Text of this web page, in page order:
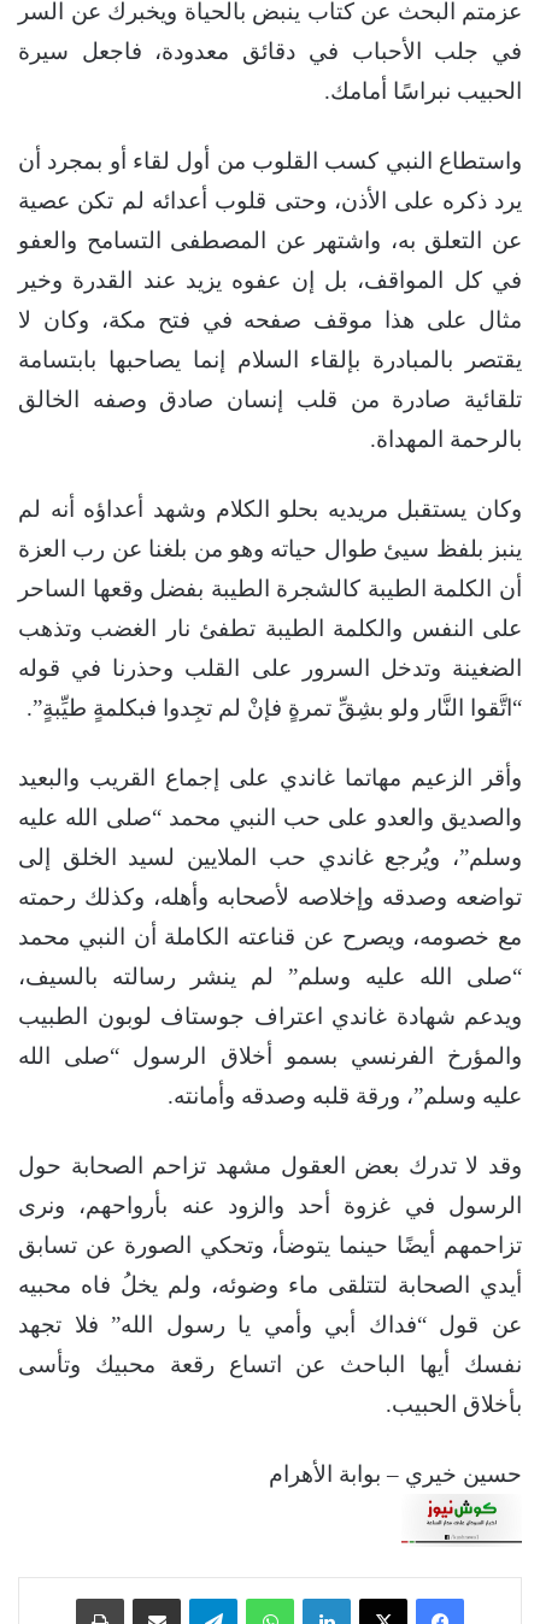
عزمتم البحث عن كتاب ينبض بالحياة ويخبرك عن السر
في جلب الأحباب في دقائق معدودة، فاجعل سيرة
الحبيب نبراسًا أمامك.
واستطاع النبي كسب القلوب من أول لقاء أو بمجرد أن
يرد ذكره على الأذن، وحتى قلوب أعدائه لم تكن عصية
عن التعلق به، واشتهر عن المصطفى التسامح والعفو
في كل المواقف، بل إن عفوه يزيد عند القدرة وخير
مثال على هذا موقف صفحه في فتح مكة، وكان لا
يقتصر بالمبادرة بإلقاء السلام إنما يصاحبها بابتسامة
تلقائية صادرة من قلب إنسان صادق وصفه الخالق
بالرحمة المهداة.
وكان يستقبل مريديه بحلو الكلام وشهد أعداؤه أنه لم
ينبز بلفظ سيئ طوال حياته وهو من بلغنا عن رب العزة
أن الكلمة الطيبة كالشجرة الطيبة بفضل وقعها الساحر
على النفس والكلمة الطيبة تطفئ نار الغضب وتذهب
الضغينة وتدخل السرور على القلب وحذرنا في قوله
“اتَّقوا النَّار ولو بشِقِّ تمرةٍ فإنْ لم تجِدوا فبكلمةٍ طيِّبةٍ”.
وأقر الزعيم مهاتما غاندي على إجماع القريب والبعيد
والصديق والعدو على حب النبي محمد “صلى الله عليه
وسلم”، ويُرجع غاندي حب الملايين لسيد الخلق إلى
تواضعه وصدقه وإخلاصه لأصحابه وأهله، وكذلك رحمته
مع خصومه، ويصرح عن قناعته الكاملة أن النبي محمد
“صلى الله عليه وسلم” لم ينشر رسالته بالسيف،
ويدعم شهادة غاندي اعتراف جوستاف لوبون الطبيب
والمؤرخ الفرنسي بسمو أخلاق الرسول “صلى الله
عليه وسلم”، ورقة قلبه وصدقه وأمانته.
وقد لا تدرك بعض العقول مشهد تزاحم الصحابة حول
الرسول في غزوة أحد والزود عنه بأرواحهم، ونرى
تزاحمهم أيضًا حينما يتوضأ، وتحكي الصورة عن تسابق
أيدي الصحابة لتتلقى ماء وضوئه، ولم يخلُ فاه محبيه
عن قول “فداك أبي وأمي يا رسول الله” فلا تجهد
نفسك أيها الباحث عن اتساع رقعة محبيك وتأسى
بأخلاق الحبيب.
حسين خيري – بوابة الأهرام
فيسبوك ‫X لينكدإن واتساب تيلقرام